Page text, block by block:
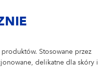
Stosowane przez
delikatne dla skóry i